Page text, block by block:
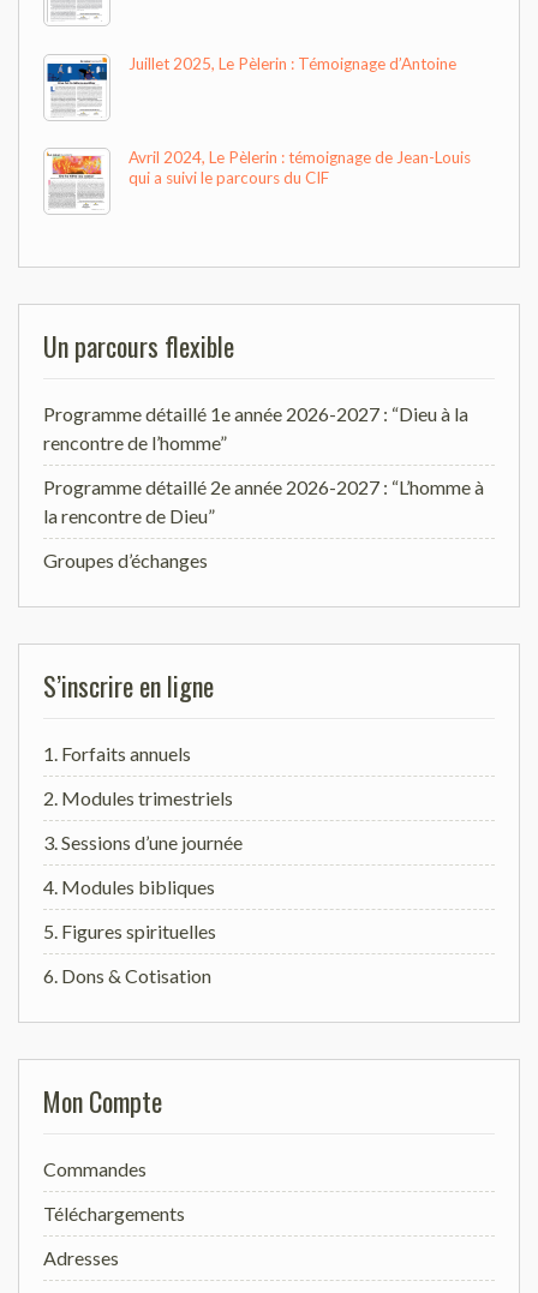
Juillet 2025, Le Pèlerin : Témoignage d’Antoine
Avril 2024, Le Pèlerin : témoignage de Jean-Louis
qui a suivi le parcours du CIF
Un parcours flexible
Programme détaillé 1e année 2026-2027 : “Dieu à la
rencontre de l’homme”
Programme détaillé 2e année 2026-2027 : “L’homme à
la rencontre de Dieu”
Groupes d’échanges
S’inscrire en ligne
1. Forfaits annuels
2. Modules trimestriels
3. Sessions d’une journée
4. Modules bibliques
5. Figures spirituelles
6. Dons & Cotisation
Mon Compte
Commandes
Téléchargements
Adresses